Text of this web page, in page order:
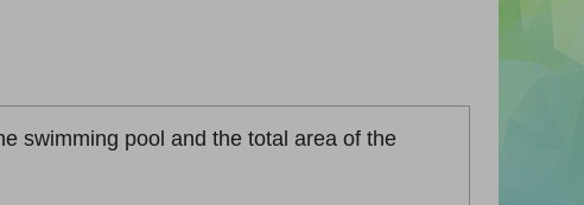
swimming pool and the total area of the